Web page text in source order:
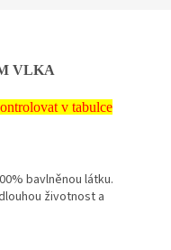
VLKA
v tabulce
bavlněnou látku.
životnost a